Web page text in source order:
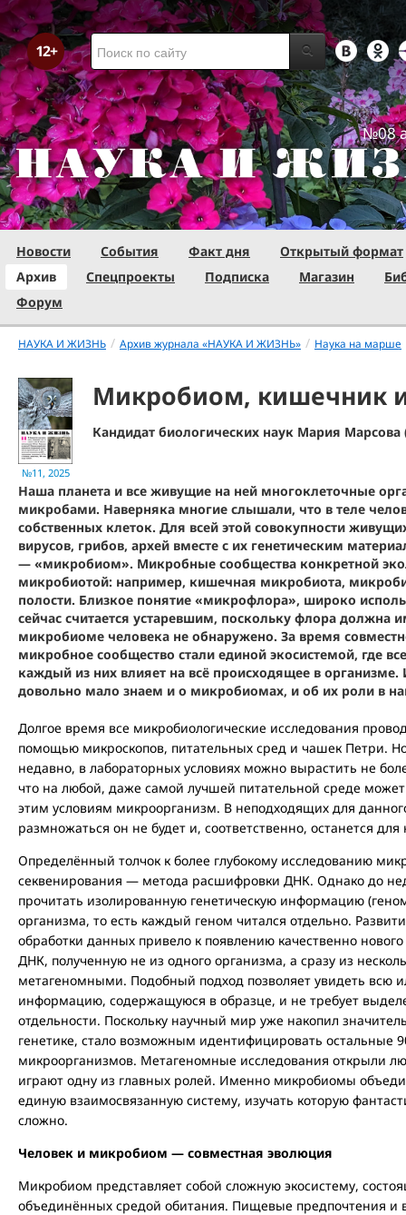
№08
Новости События Факт дня
Открытый формат
Архив
Спецпроекты Подписка Магазин
Форум
НАУКА И ЖИЗНЬ / Архив журнала «НАУКА И ЖИЗНЬ» / Наука на марше
№11, 2025
Микробиом, кишечник
Кандидат биологических наук Мария
Наша планета и все живущие на ней многоклеточные
микробами. Наверняка многие слышали, что в теле
собственных клеток. Для всей этой совокупности
вирусов, грибов, архей вместе с их генетическим
— «микробиом». Микробные сообщества конкретной
микробиотой: например, кишечная микробиота,
полости. Близкое понятие «микрофлора», широко
сейчас считается устаревшим, поскольку флора должна
микробиоме человека не обнаружено. За время
микробное сообщество стали единой экосистемой, где
каждый из них влияет на всё происходящее в
довольно мало знаем и о микробиомах, и об их роли в
Долгое время все микробиологические исследования
помощью микроскопов, питательных сред и чашек Петри.
недавно, в лабораторных условиях можно вырастить не
что на любой, даже самой лучшей питательной среде
этим условиям микроорганизм. В неподходящих для
размножаться он не будет и, соответственно, останется
Определённый толчок к более глубокому исследованию
секвенирования — метода расшифровки ДНК. Однако до
прочитать изолированную генетическую информацию
организма, то есть каждый геном читался отдельно.
обработки данных привело к появлению качественно
ДНК, полученную не из одного организма, а сразу из
метагеномными. Подобный подход позволяет увидеть всю
информацию, содержащуюся в образце, и не требует
отдельности. Поскольку научный мир уже накопил
генетике, стало возможным идентифицировать остальные
микроорганизмов. Метагеномные исследования открыли
играют одну из главных ролей. Именно микробиомы
единую взаимосвязанную систему, изучать которую
сложно.
Человек и микробиом — совместная эволюция
Микробиом представляет собой сложную экосистему,
объединённых средой обитания. Пищевые предпочтения и